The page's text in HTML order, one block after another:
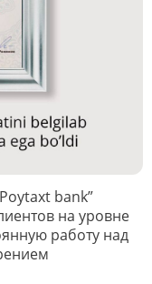
bank”
на уровне
работу над